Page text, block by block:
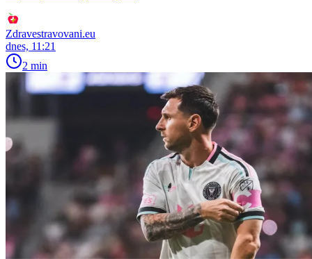
Zdravestravovani.eu
dnes, 11:21
2 min